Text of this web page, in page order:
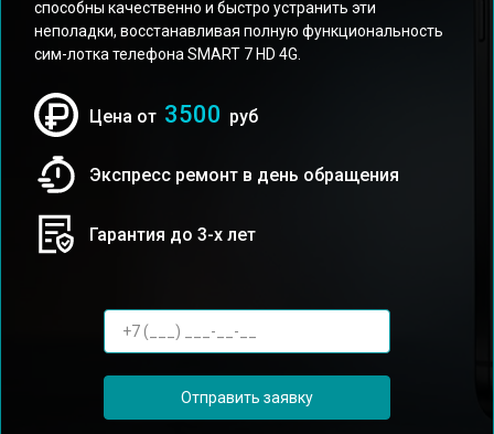
способны качественно и быстро устранить эти
неполадки, восстанавливая полную функциональность
сим-лотка телефона SMART 7 HD 4G.
Цена от 3500 руб
Экспресс ремонт в день обращения
Гарантия до 3-х лет
Отправить заявку